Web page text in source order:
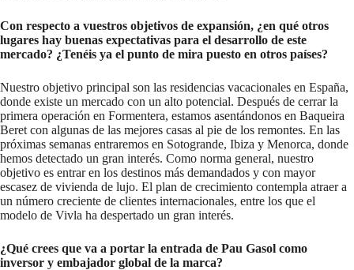
Con respecto a vuestros objetivos de expansión, ¿en qué otros
lugares hay buenas expectativas para el desarrollo de este
mercado? ¿Tenéis ya el punto de mira puesto en otros países?
Nuestro objetivo principal son las residencias vacacionales en España,
donde existe un mercado con un alto potencial. Después de cerrar la
primera operación en Formentera, estamos asentándonos en Baqueira
Beret con algunas de las mejores casas al pie de los remontes. En las
próximas semanas entraremos en Sotogrande, Ibiza y Menorca, donde
hemos detectado un gran interés. Como norma general, nuestro
objetivo es entrar en los destinos más demandados y con mayor
escasez de vivienda de lujo. El plan de crecimiento contempla atraer a
un número creciente de clientes internacionales, entre los que el
modelo de Vivla ha despertado un gran interés.
¿Qué crees que va a portar la entrada de Pau Gasol como
inversor y embajador global de la marca?